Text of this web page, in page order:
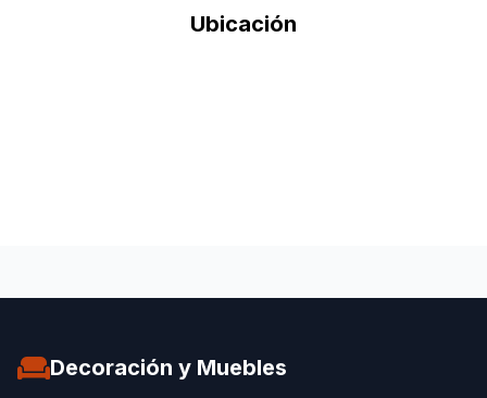
Ubicación
Decoración y Muebles